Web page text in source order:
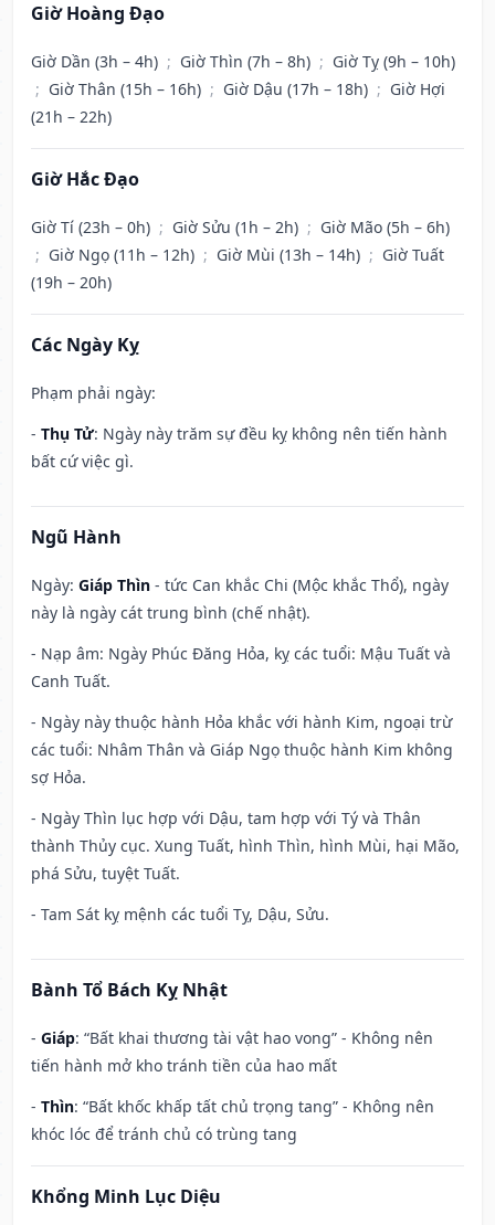
Giờ Hoàng Đạo
Giờ Dần (3h – 4h) ; Giờ Thìn (7h – 8h) ; Giờ Tỵ (9h – 10h)
; Giờ Thân (15h – 16h) ; Giờ Dậu (17h – 18h) ; Giờ Hợi
(21h – 22h)
Giờ Hắc Đạo
Giờ Tí (23h – 0h) ; Giờ Sửu (1h – 2h) ; Giờ Mão (5h – 6h)
; Giờ Ngọ (11h – 12h) ; Giờ Mùi (13h – 14h) ; Giờ Tuất
(19h – 20h)
Các Ngày Kỵ
Phạm phải ngày:
- Thụ Tử: Ngày này trăm sự đều kỵ không nên tiến hành
bất cứ việc gì.
Ngũ Hành
Ngày: Giáp Thìn - tức Can khắc Chi (Mộc khắc Thổ), ngày
này là ngày cát trung bình (chế nhật).
- Nạp âm: Ngày Phúc Đăng Hỏa, kỵ các tuổi: Mậu Tuất và
Canh Tuất.
- Ngày này thuộc hành Hỏa khắc với hành Kim, ngoại trừ
các tuổi: Nhâm Thân và Giáp Ngọ thuộc hành Kim không
sợ Hỏa.
- Ngày Thìn lục hợp với Dậu, tam hợp với Tý và Thân
thành Thủy cục. Xung Tuất, hình Thìn, hình Mùi, hại Mão,
phá Sửu, tuyệt Tuất.
- Tam Sát kỵ mệnh các tuổi Tỵ, Dậu, Sửu.
Bành Tổ Bách Kỵ Nhật
- Giáp: “Bất khai thương tài vật hao vong” - Không nên
tiến hành mở kho tránh tiền của hao mất
- Thìn: “Bất khốc khấp tất chủ trọng tang” - Không nên
khóc lóc để tránh chủ có trùng tang
Khổng Minh Lục Diệu